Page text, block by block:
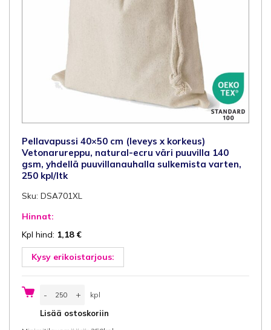
Pellavapussi 40×50 cm (leveys x korkeus)
Vetonarureppu, natural-ecru väri puuvilla 140
gsm, yhdellä puuvillanauhalla sulkemista varten,
250 kpl/ltk
Sku: DSA701XL
Hinnat:
Kpl hind: 1,18 €
Kysy erikoistarjous:
-
40x50
(leveys
kpl
+ kpl
Lisää ostoskoriin